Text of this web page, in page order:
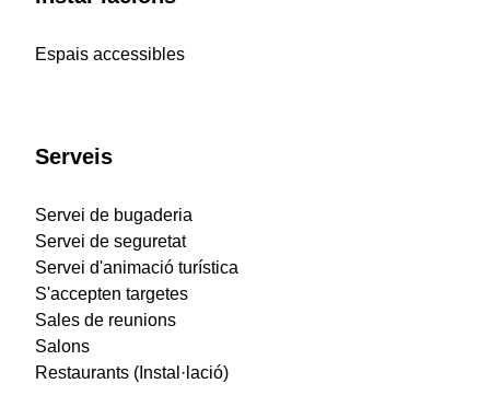
Espais accessibles
Serveis
Servei de bugaderia
Servei de seguretat
Servei d'animació turística
S'accepten targetes
Sales de reunions
Salons
Restaurants (Instal·lació)